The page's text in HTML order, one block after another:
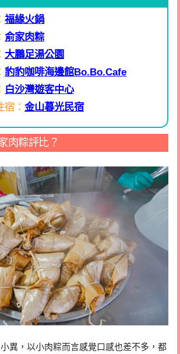
福緣火鍋
俞家肉粽
大鵬足湯公園
豹豹咖啡海邊館Bo.Bo.Cafe
白沙灣遊客中心
： 金山暮光民宿
肉粽評比？
異，以小肉粽而言感覺口感也差不多，都